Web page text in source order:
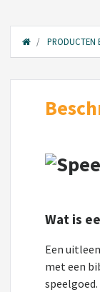
PRODUCTEN
Wat is
Een
met een